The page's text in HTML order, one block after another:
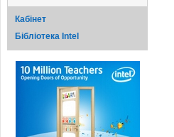
Кабінет
Бібліотека Intel